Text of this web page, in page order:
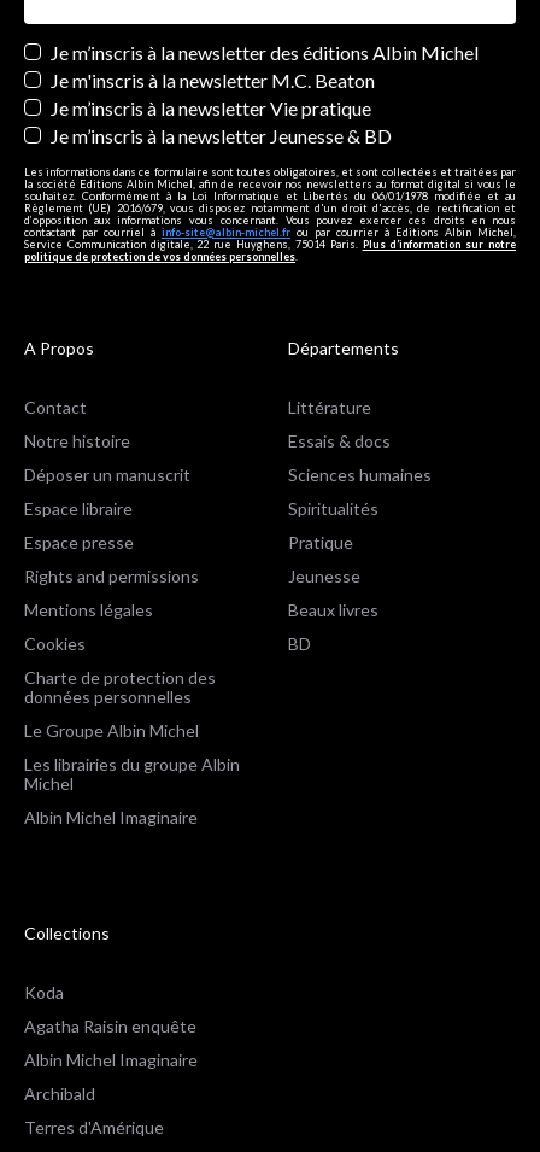
Newsletters
Je m’inscris à la newsletter des éditions Albin Michel
Je m'inscris à la newsletter M.C. Beaton
Je m’inscris à la newsletter Vie pratique
Je m’inscris à la newsletter Jeunesse & BD
Les informations dans ce formulaire sont toutes obligatoires, et sont collectées et traitées par
la société Editions Albin Michel, afin de recevoir nos newsletters au format digital si vous le
souhaitez. Conformément à la Loi Informatique et Libertés du 06/01/1978 modifiée et au
Règlement (UE) 2016/679, vous disposez notamment d'un droit d'accès, de rectification et
d’opposition aux informations vous concernant. Vous pouvez exercer ces droits en nous
contactant par courriel à info-site@albin-michel.fr ou par courrier à Editions Albin Michel,
Service Communication digitale, 22 rue Huyghens, 75014 Paris. Plus d’information sur notre
politique de protection de vos données personnelles
A Propos
Contact
Notre histoire
Déposer un manuscrit
Espace libraire
Espace presse
Rights and permissions
Mentions légales
Cookies
Charte de protection des
données personnelles
Le Groupe Albin Michel
Les librairies du groupe Albin
Michel
Albin Michel Imaginaire
Départements
Littérature
Essais & docs
Sciences humaines
Spiritualités
Pratique
Jeunesse
Beaux livres
BD
Collections
Koda
Agatha Raisin enquête
Albin Michel Imaginaire
Archibald
Terres d'Amérique